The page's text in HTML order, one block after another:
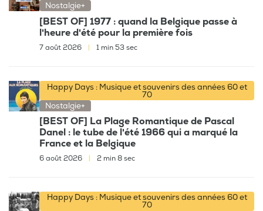
Nostalgie+
[BEST OF] 1977 : quand la Belgique passe à
l'heure d'été pour la première fois
7 août 2026 1 min 53 sec
Happy Days : Musique et souvenirs des années 60 et
70
Nostalgie+
[BEST OF] La Plage Romantique de Pascal
Danel : le tube de l'été 1966 qui a marqué la
France et la Belgique
6 août 2026 2 min 8 sec
Happy Days : Musique et souvenirs des années 60 et
70